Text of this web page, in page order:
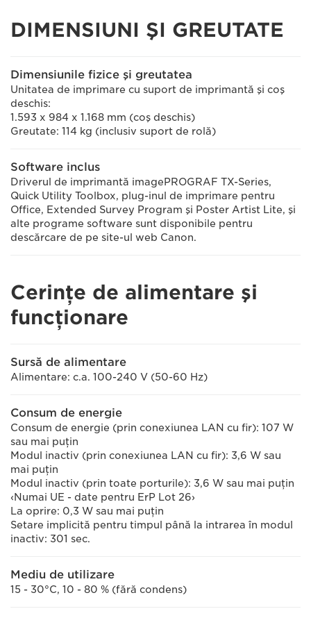
DIMENSIUNI ŞI GREUTATE
Dimensiunile fizice şi greutatea
Unitatea de imprimare cu suport de imprimantă şi coş
deschis:
1.593 x 984 x 1.168 mm (coş deschis)
Greutate: 114 kg (inclusiv suport de rolă)
Software inclus
Driverul de imprimantă imagePROGRAF TX-Series,
Quick Utility Toolbox, plug-inul de imprimare pentru
Office, Extended Survey Program şi Poster Artist Lite, şi
alte programe software sunt disponibile pentru
descărcare de pe site-ul web Canon.
Cerinţe de alimentare şi
funcţionare
Sursă de alimentare
Alimentare: c.a. 100-240 V (50-60 Hz)
Consum de energie
Consum de energie (prin conexiunea LAN cu fir): 107 W
sau mai puţin
Modul inactiv (prin conexiunea LAN cu fir): 3,6 W sau
mai puţin
Modul inactiv (prin toate porturile): 3,6 W sau mai puţin
‹Numai UE - date pentru ErP Lot 26›
La oprire: 0,3 W sau mai puţin
Setare implicită pentru timpul până la intrarea în modul
inactiv: 301 sec.
Mediu de utilizare
15 - 30°C, 10 - 80 % (fără condens)